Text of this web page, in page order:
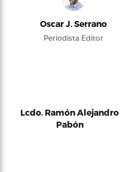
Oscar J. Serrano
Periodista Editor
Lcdo. Ramón Alejandro
Pabón